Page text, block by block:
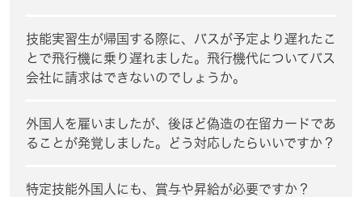
技能実習生が帰国する際に、バスが予定より遅れたこ
とで飛行機に乗り遅れました。飛行機代についてバス
会社に請求はできないのでしょうか。
外国人を雇いましたが、後ほど偽造の在留カードであ
ることが発覚しました。どう対応したらいいですか？
特定技能外国人にも、賞与や昇給が必要ですか？